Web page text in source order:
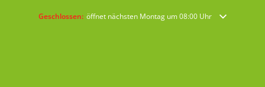
Klicken, um weitere Öffnungs- oder Schließzeiten auszublenden
Geschlossen: öffnet nächsten Montag um 08:00 Uhr